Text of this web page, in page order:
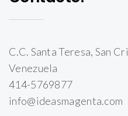
C.C. Santa Teresa, San
Venezuela
414-5769877
info@ideasmagenta.com